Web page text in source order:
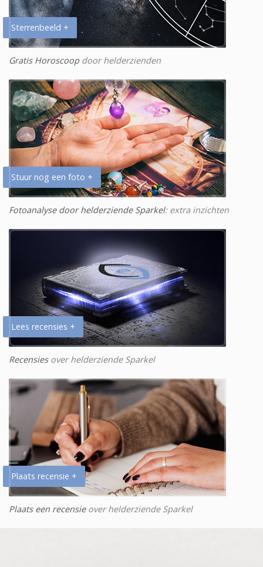
Sterrenbeeld +
Gratis Horoscoopdoor helderzienden
Stuur nog een foto +
Fotoanalyse door helderziende Sparkel: extra inzichten
Lees recensies +
Recensiesover helderziende Sparkel
Plaats recensie +
Plaats een recensieover helderziende Sparkel